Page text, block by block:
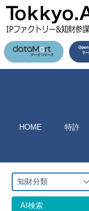
コ
ン
テ
ン
プ
HOME 特許
知財分類
AI検索